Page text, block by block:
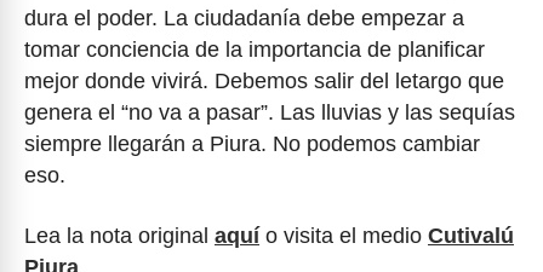
dura el poder. La ciudadanía debe empezar a
tomar conciencia de la importancia de planificar
mejor donde vivirá. Debemos salir del letargo que
genera el “no va a pasar”. Las lluvias y las sequías
siempre llegarán a Piura. No podemos cambiar
eso.
Lea la nota original aquí o visita el medio Cutivalú